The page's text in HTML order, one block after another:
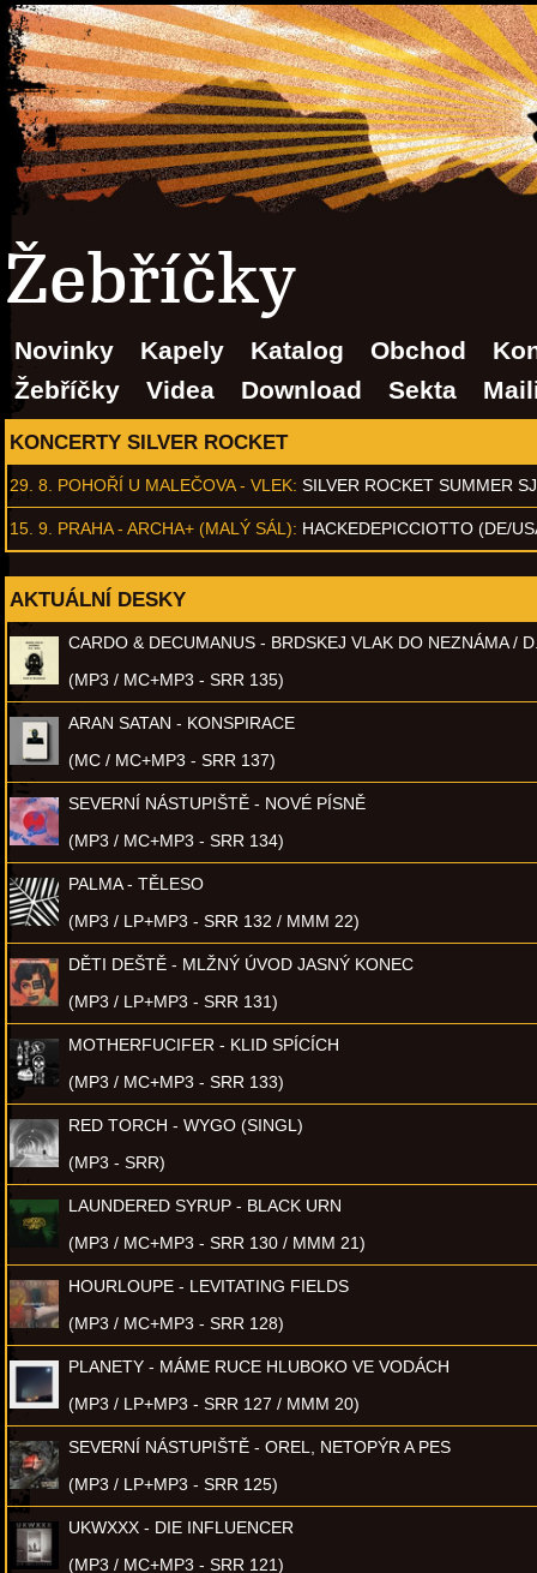
Žebříčky
Novinky Kapely Katalog Obchod
Žebříčky
Videa Download Sekta
KONCERTY SILVER ROCKET
29. 8. POHOŘÍ U MALEČOVA - VLEK: SILVER ROCKET SUMMER
15. 9. PRAHA - ARCHA+ (MALÝ SÁL): HACKEDEPICCIOTTO (DE/
AKTUÁLNÍ DESKY
CARDO & DECUMANUS - BRDSKEJ VLAK DO NEZNÁMA /
(MP3 / MC+MP3 - SRR 135)
ARAN SATAN - KONSPIRACE
(MC / MC+MP3 - SRR 137)
SEVERNÍ NÁSTUPIŠTĚ - NOVÉ PÍSNĚ
(MP3 / MC+MP3 - SRR 134)
PALMA - TĚLESO
(MP3 / LP+MP3 - SRR 132 / MMM 22)
DĚTI DEŠTĚ - MLŽNÝ ÚVOD JASNÝ KONEC
(MP3 / LP+MP3 - SRR 131)
MOTHERFUCIFER - KLID SPÍCÍCH
(MP3 / MC+MP3 - SRR 133)
RED TORCH - WYGO (SINGL)
(MP3 - SRR)
LAUNDERED SYRUP - BLACK URN
(MP3 / MC+MP3 - SRR 130 / MMM 21)
HOURLOUPE - LEVITATING FIELDS
(MP3 / MC+MP3 - SRR 128)
PLANETY - MÁME RUCE HLUBOKO VE VODÁCH
(MP3 / LP+MP3 - SRR 127 / MMM 20)
SEVERNÍ NÁSTUPIŠTĚ - OREL, NETOPÝR A PES
(MP3 / LP+MP3 - SRR 125)
UKWXXX - DIE INFLUENCER
(MP3 / MC+MP3 - SRR 121)